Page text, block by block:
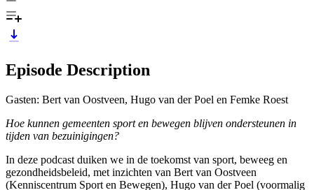
Episode Description
Gasten: Bert van Oostveen, Hugo van der Poel en Femke Roest
Hoe kunnen gemeenten sport en bewegen blijven ondersteunen in
tijden van bezuinigingen?
In deze podcast duiken we in de toekomst van sport, beweeg en
gezondheidsbeleid, met inzichten van Bert van Oostveen
(Kenniscentrum Sport en Bewegen), Hugo van der Poel (voormalig